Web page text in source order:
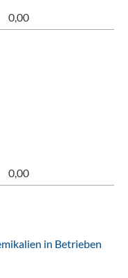
0,00
0,00
in Betrieben